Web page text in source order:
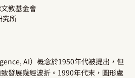
教基金會
究所
AI）概念於1950年代被提出，但
發展幾經波折。1990年代末，圖形處